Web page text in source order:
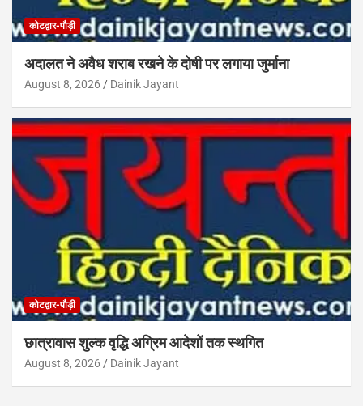
कोटद्वार-पौड़ी
अदालत ने अवैध शराब रखने के दोषी पर लगाया जुर्माना
August 8, 2026 Dainik Jayant
कोटद्वार-पौड़ी
छात्रावास शुल्क वृद्धि अग्रिम आदेशों तक स्थगित
August 8, 2026 Dainik Jayant